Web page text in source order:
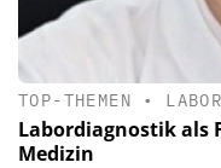
TOP-THEMEN • LABOR
Labordiagnostik als
Medizin